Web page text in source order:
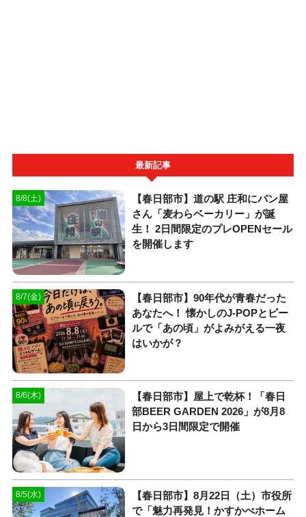
最新記事
8/8(土)
【春日部市】道の駅 庄和にパン屋
さん「麦わらベーカリー」が誕
生！ 2日間限定のプレOPENセール
を開催します
8/7(金)
【春日部市】90年代が青春だった
あなたへ！ 懐かしのJ-POPとビー
ルで「あの頃」がよみがえる一夜
はいかが？
8/6(木)
【春日部市】屋上で乾杯！「春日
部BEER GARDEN 2026」が8月8
日から3日間限定で開催
8/5(水)
【春日部市】8月22日（土）市役所
で「魅力再発見！かすかべホーム